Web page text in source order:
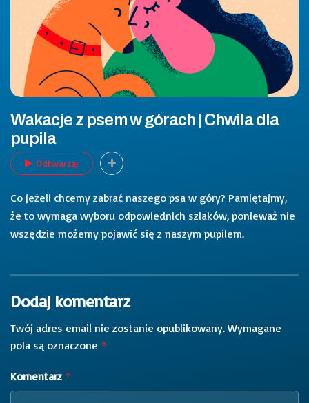
Wakacje z psem w górach | Chwila dla
pupila
Odtwarzaj
Co jeżeli chcemy zabrać naszego psa w góry? Pamiętajmy,
że to wymaga wyboru odpowiednich szlaków, ponieważ nie
wszędzie możemy pojawić się z naszym pupilem.
Dodaj komentarz
Twój adres email nie zostanie opublikowany. Wymagane
pola są oznaczone *
Komentarz *